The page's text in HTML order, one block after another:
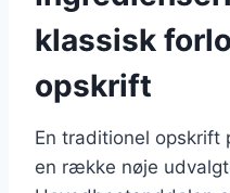
klassisk
opskrift
En traditionel
en række nøje